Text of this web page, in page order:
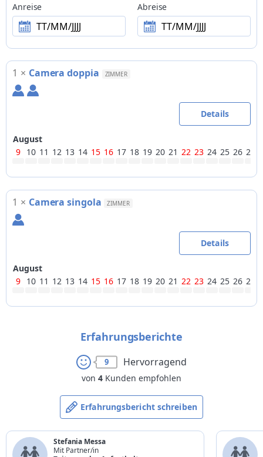
Anreise
TT/MM/JJJJ
Abreise
TT/MM/JJJJ
1 × Camera doppia ZIMMER
Details
August
9 10 11 12 13 14 15 16 17 18 19 20 21 22 23 24 25 26 27
1 × Camera singola ZIMMER
Details
August
9 10 11 12 13 14 15 16 17 18 19 20 21 22 23 24 25 26 27
Erfahrungsberichte
9 Hervorragend
von 4 Kunden empfohlen
Erfahrungsbericht schreiben
Stefania Messa
Mit Partner/in